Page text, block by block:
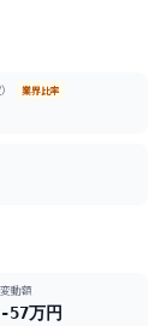
業界比率
変動額
-57万円